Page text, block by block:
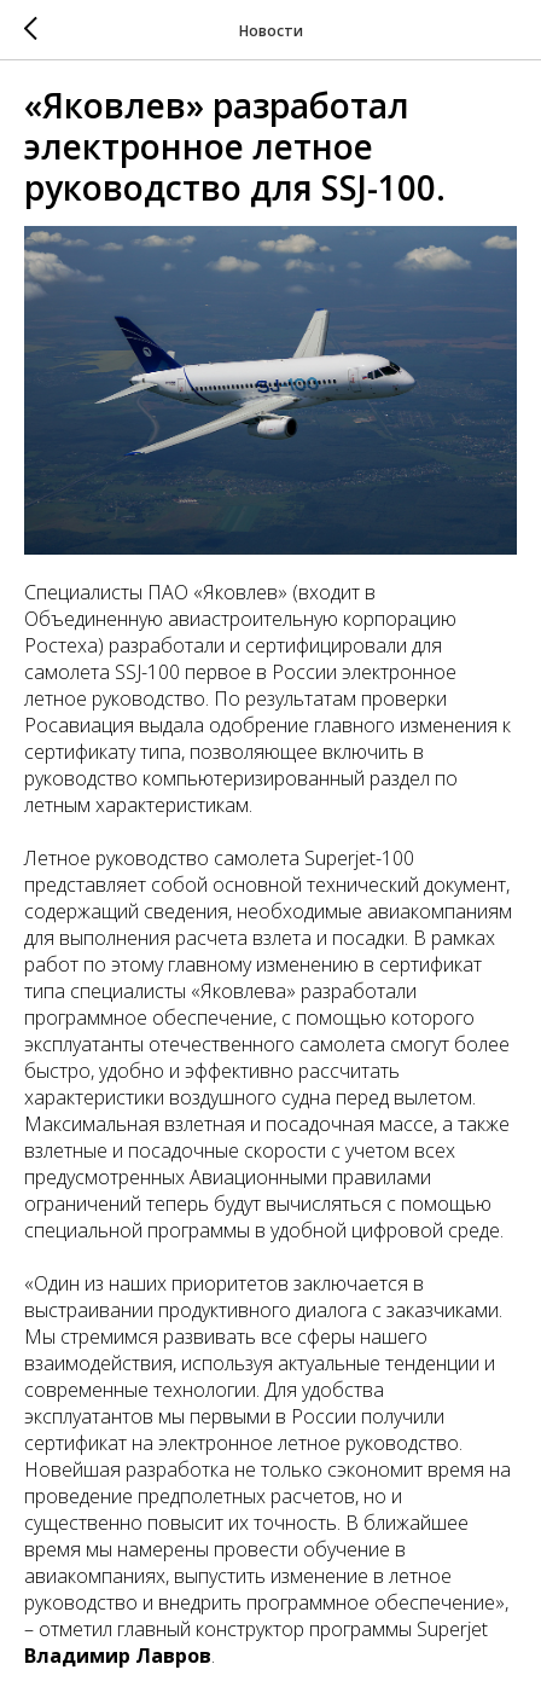
Новости
«Яковлев» разработал
электронное летное
руководство для SSJ-100.
Специалисты ПАО «Яковлев» (входит в
Объединенную авиастроительную корпорацию
Ростеха) разработали и сертифицировали для
самолета SSJ-100 первое в России электронное
летное руководство. По результатам проверки
Росавиация выдала одобрение главного изменения к
сертификату типа, позволяющее включить в
руководство компьютеризированный раздел по
летным характеристикам.
Летное руководство самолета Superjet-100
представляет собой основной технический документ,
содержащий сведения, необходимые авиакомпаниям
для выполнения расчета взлета и посадки. В рамках
работ по этому главному изменению в сертификат
типа специалисты «Яковлева» разработали
программное обеспечение, с помощью которого
эксплуатанты отечественного самолета смогут более
быстро, удобно и эффективно рассчитать
характеристики воздушного судна перед вылетом.
Максимальная взлетная и посадочная массе, а также
взлетные и посадочные скорости с учетом всех
предусмотренных Авиационными правилами
ограничений теперь будут вычисляться с помощью
специальной программы в удобной цифровой среде.
«Один из наших приоритетов заключается в
выстраивании продуктивного диалога с заказчиками.
Мы стремимся развивать все сферы нашего
взаимодействия, используя актуальные тенденции и
современные технологии. Для удобства
эксплуатантов мы первыми в России получили
сертификат на электронное летное руководство.
Новейшая разработка не только сэкономит время на
проведение предполетных расчетов, но и
существенно повысит их точность. В ближайшее
время мы намерены провести обучение в
авиакомпаниях, выпустить изменение в летное
руководство и внедрить программное обеспечение»,
– отметил главный конструктор программы Superjet
Владимир Лавров.